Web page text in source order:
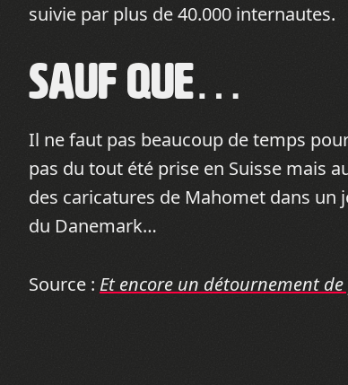
suivie par plus de 40.000 internautes.
Sauf que…
Il ne faut pas beaucoup de temps
pas du tout été prise en Suisse mais
des caricatures de Mahomet dans un
du Danemark…
Source : Et encore un détournement